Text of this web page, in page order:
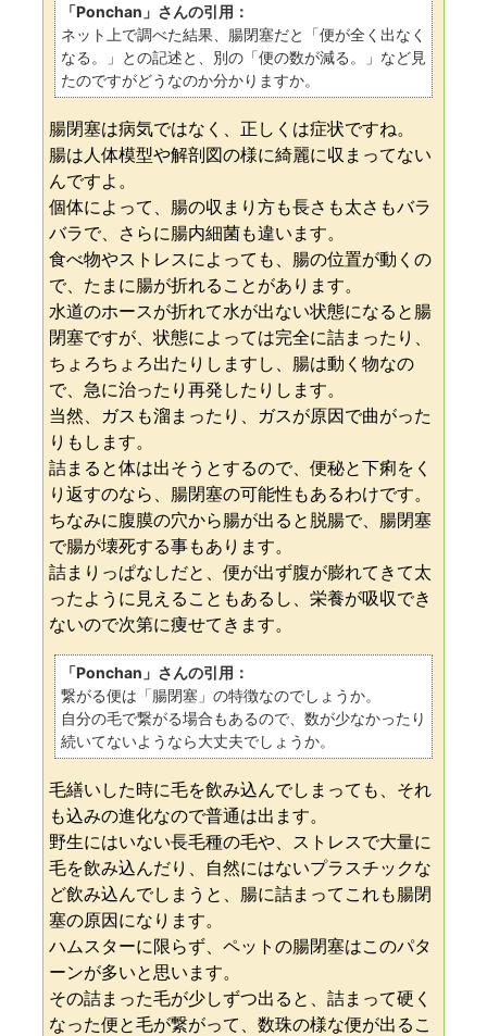
「Ponchan」さんの引用：
ネット上で調べた結果、腸閉塞だと「便が全く出なく
なる。」との記述と、別の「便の数が減る。」など見
たのですがどうなのか分かりますか。
腸閉塞は病気ではなく、正しくは症状ですね。
腸は人体模型や解剖図の様に綺麗に収まってない
んですよ。
個体によって、腸の収まり方も長さも太さもバラ
バラで、さらに腸内細菌も違います。
食べ物やストレスによっても、腸の位置が動くの
で、たまに腸が折れることがあります。
水道のホースが折れて水が出ない状態になると腸
閉塞ですが、状態によっては完全に詰まったり、
ちょろちょろ出たりしますし、腸は動く物なの
で、急に治ったり再発したりします。
当然、ガスも溜まったり、ガスが原因で曲がった
りもします。
詰まると体は出そうとするので、便秘と下痢をく
り返すのなら、腸閉塞の可能性もあるわけです。
ちなみに腹膜の穴から腸が出ると脱腸で、腸閉塞
で腸が壊死する事もあります。
詰まりっぱなしだと、便が出ず腹が膨れてきて太
ったように見えることもあるし、栄養が吸収でき
ないので次第に痩せてきます。
「Ponchan」さんの引用：
繋がる便は「腸閉塞」の特徴なのでしょうか。
自分の毛で繋がる場合もあるので、数が少なかったり
続いてないようなら大丈夫でしょうか。
毛繕いした時に毛を飲み込んでしまっても、それ
も込みの進化なので普通は出ます。
野生にはいない長毛種の毛や、ストレスで大量に
毛を飲み込んだり、自然にはないプラスチックな
ど飲み込んでしまうと、腸に詰まってこれも腸閉
塞の原因になります。
ハムスターに限らず、ペットの腸閉塞はこのパタ
ーンが多いと思います。
その詰まった毛が少しずつ出ると、詰まって硬く
なった便と毛が繋がって、数珠の様な便が出るこ